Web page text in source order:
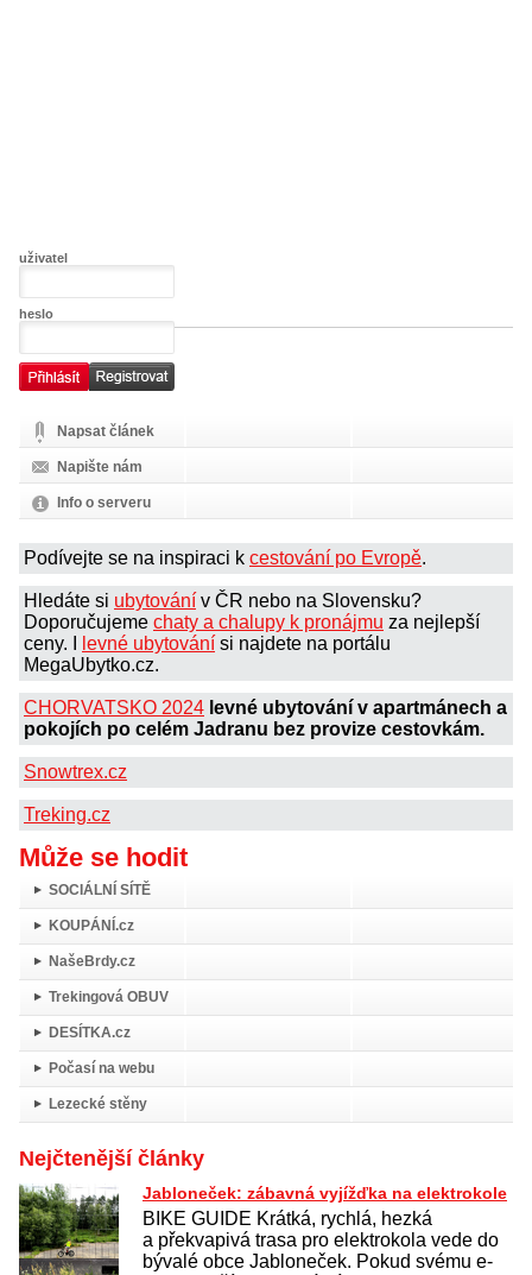
uživatel
heslo
Napsat článek
Napište nám
Info o serveru
Podívejte se na inspiraci k cestování po Evropě.
Hledáte si ubytování v ČR nebo na Slovensku?
Doporučujeme chaty a chalupy k pronájmu za nejlepší
ceny. I
levné ubytování si najdete na portálu
MegaUbytko.cz.
CHORVATSKO 2024 levné ubytování v apartmánech a
pokojích po celém Jadranu bez provize cestovkám.
Snowtrex.cz
Treking.cz
Může se hodit
SOCIÁLNÍ SÍTĚ
KOUPÁNÍ.cz
NašeBrdy.cz
Trekingová OBUV
DESÍTKA.cz
Počasí na webu
Lezecké stěny
Nejčtenější články
Jabloneček: zábavná vyjížďka na elektrokole
BIKE GUIDE Krátká, rychlá, hezká
a překvapivá trasa pro elektrokola vede do
bývalé obce Jabloneček. Pokud svému e-